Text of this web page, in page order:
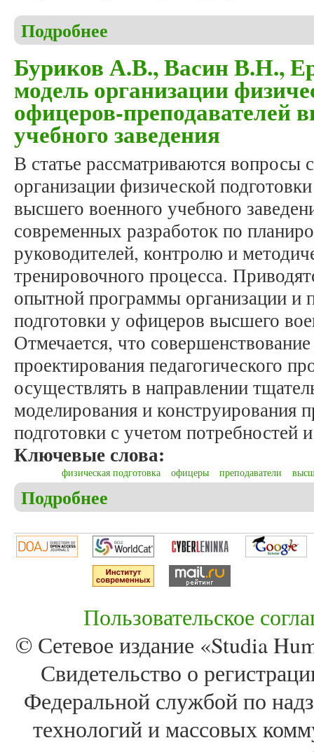
Подробнее
Буриков А.В., Васин В.Н.,
модель организации
офицеров-преподавателей
учебного заведения
В статье рассматриваются вопросы
организации физической
высшего военного учебного
современных разработок по
руководителей, контролю и
тренировочного процесса.
опытной программы организации и
подготовки у офицеров высшего
Отмечается, что
проектирования педагогического
осуществлять в направлении
моделирования и конструирования
подготовки с учетом потребностей
Ключевые слова:
физическая подготовка офицеры преподаватели
Подробнее
Пользовательское
© Сетевое издание «Studia
Свидетельство о
Федеральной службой по
технологий и массовых